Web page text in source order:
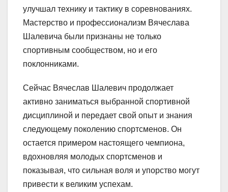
улучшал технику и тактику в соревнованиях.
Мастерство и профессионализм Вячеслава
Шалевича были признаны не только
спортивным сообществом, но и его
поклонниками.
Сейчас Вячеслав Шалевич продолжает
активно заниматься выбранной спортивной
дисциплиной и передает свой опыт и знания
следующему поколению спортсменов. Он
остается примером настоящего чемпиона,
вдохновляя молодых спортсменов и
показывая, что сильная воля и упорство могут
привести к великим успехам.